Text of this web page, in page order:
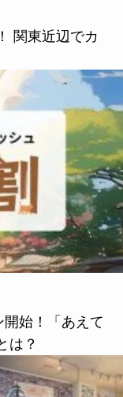
関東近辺でカ
始！「あえて
は？